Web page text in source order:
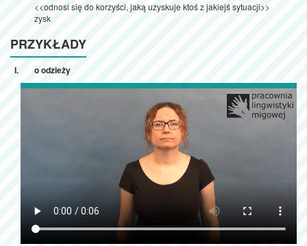
<<odnosi się do korzyści, jaką uzyskuje ktoś z jakiejś sytuacji>>
zysk
PRZYKŁADY
o odzieży